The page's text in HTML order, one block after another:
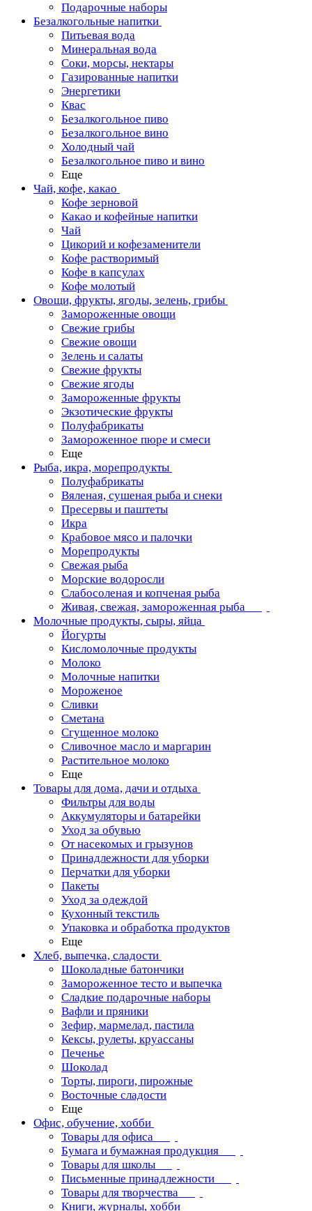
Подарочные наборы
Безалкогольные напитки
Питьевая вода
Минеральная вода
Соки, морсы, нектары
Газированные напитки
Энергетики
Квас
Безалкогольное пиво
Безалкогольное вино
Холодный чай
Безалкогольное пиво и вино
Еще
Чай, кофе, какао
Кофе зерновой
Какао и кофейные напитки
Чай
Цикорий и кофезаменители
Кофе растворимый
Кофе в капсулах
Кофе молотый
Овощи, фрукты, ягоды, зелень, грибы
Замороженные овощи
Свежие грибы
Свежие овощи
Зелень и салаты
Свежие фрукты
Свежие ягоды
Замороженные фрукты
Экзотические фрукты
Полуфабрикаты
Замороженное пюре и смеси
Еще
Рыба, икра, морепродукты
Полуфабрикаты
Вяленая, сушеная рыба и снеки
Пресервы и паштеты
Икра
Крабовое мясо и палочки
Морепродукты
Свежая рыба
Морские водоросли
Слабосоленая и копченая рыба
Живая, свежая, замороженная рыба
Молочные продукты, сыры, яйца
Йогурты
Кисломолочные продукты
Молоко
Молочные напитки
Мороженое
Сливки
Сметана
Сгущенное молоко
Сливочное масло и маргарин
Растительное молоко
Еще
Товары для дома, дачи и отдыха
Фильтры для воды
Аккумуляторы и батарейки
Уход за обувью
От насекомых и грызунов
Принадлежности для уборки
Перчатки для уборки
Пакеты
Уход за одеждой
Кухонный текстиль
Упаковка и обработка продуктов
Еще
Хлеб, выпечка, сладости
Шоколадные батончики
Замороженное тесто и выпечка
Сладкие подарочные наборы
Вафли и пряники
Зефир, мармелад, пастила
Кексы, рулеты, круассаны
Печенье
Шоколад
Торты, пироги, пирожные
Восточные сладости
Еще
Офис, обучение, хобби
Товары для офиса
Бумага и бумажная продукция
Товары для школы
Письменные принадлежности
Товары для творчества
Книги, журналы, хобби